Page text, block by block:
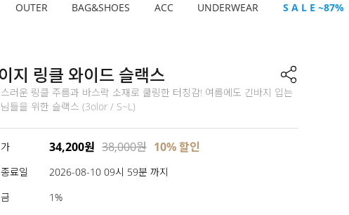
OUTER BAG&SHOES ACC UNDERWEAR S A L E ~87%
지 링클 와이드 슬랙스
러운 링클 주름과 바스락 소재로 쿨링한 터칭감! 여름에도 긴바지 입는
들을 위한 슬랙스 (3olor / S~L)
34,200원 38,000원 10% 할인
료일
2026-08-10 09시 59분 까지
1%